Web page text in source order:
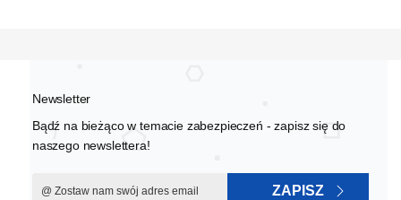
Newsletter
Bądź na bieżąco w temacie zabezpieczeń - zapisz się do
naszego newslettera!
ZAPISZ